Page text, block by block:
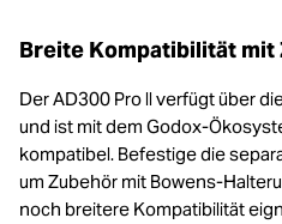
Breite Kompatibilität mit
Der AD300 Pro ll verfügt über
und ist mit dem Godox-
kompatibel. Befestige die
um Zubehör mit Bowens-
noch breitere Kompatibilität